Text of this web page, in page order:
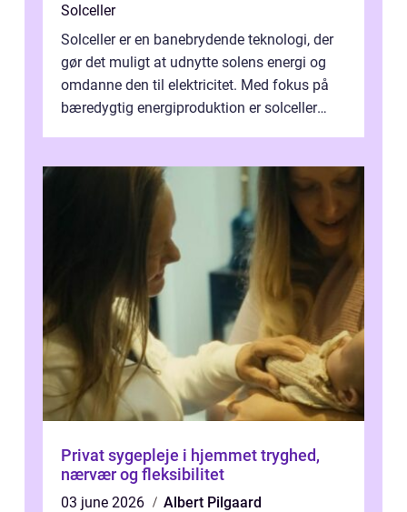
Solceller
Solceller er en banebrydende teknologi, der
gør det muligt at udnytte solens energi og
omdanne den til elektricitet. Med fokus på
bæredygtig energiproduktion er solceller
Privat sygepleje i hjemmet tryghed,
nærvær og fleksibilitet
03 june 2026
Albert Pilgaard